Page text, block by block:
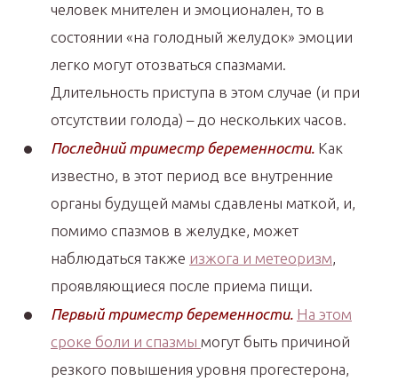
человек мнителен и эмоционален, то в
состоянии «на голодный желудок» эмоции
легко могут отозваться спазмами.
Длительность приступа в этом случае (и при
отсутствии голода) – до нескольких часов.
Последний триместр беременности. Как
известно, в этот период все внутренние
органы будущей мамы сдавлены маткой, и,
помимо спазмов в желудке, может
наблюдаться также изжога и метеоризм,
проявляющиеся после приема пищи.
Первый триместр беременности. На этом
сроке боли и спазмы могут быть причиной
резкого повышения уровня прогестерона,